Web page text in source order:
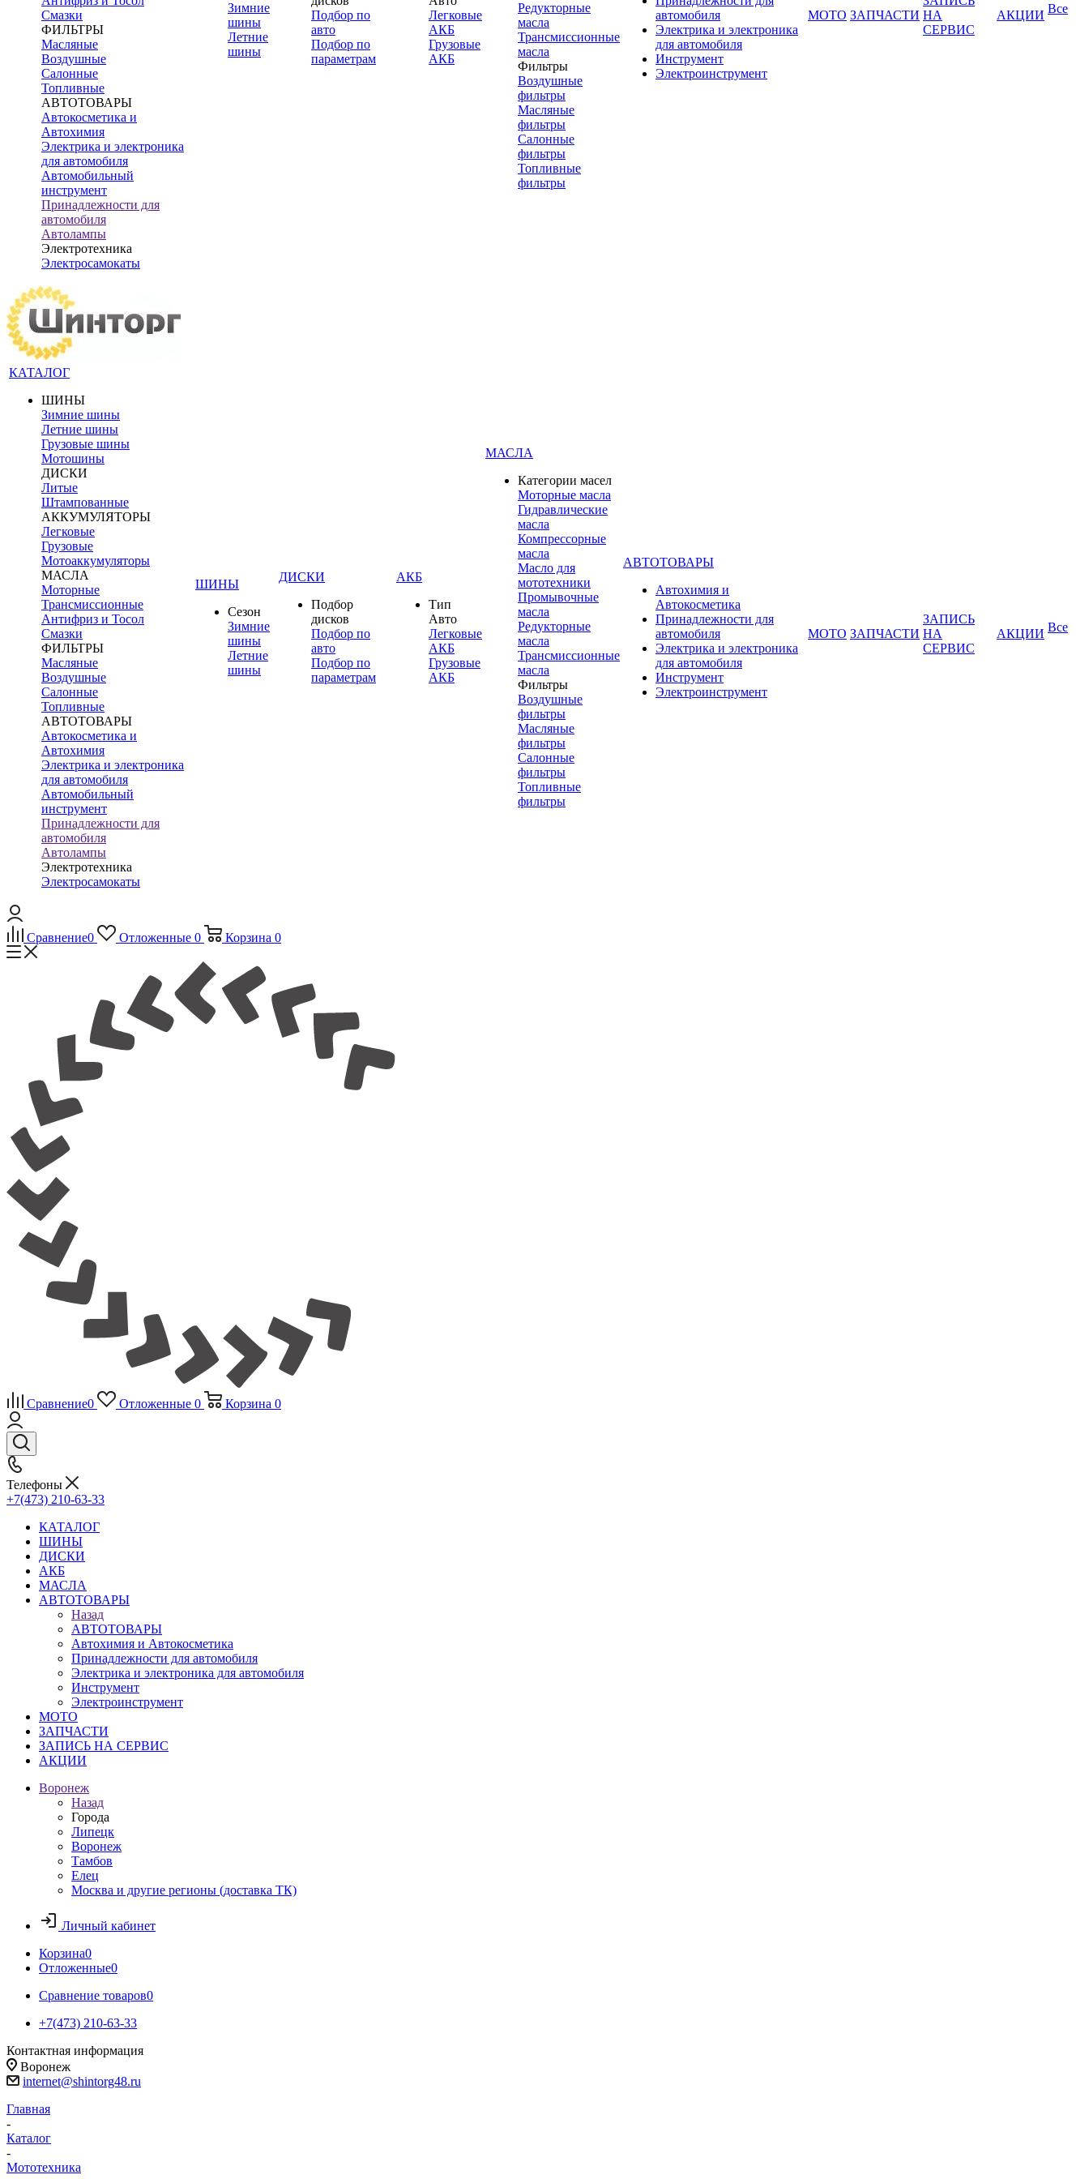
Смазки
ФИЛЬТРЫ
Масляные
Воздушные
Салонные
Топливные
АВТОТОВАРЫ
Автокосметика и
Автохимия
Электрика и электроника
для автомобиля
Автомобильный
инструмент
Принадлежности для
автомобиля
Автолампы
Электротехника
Электросамокаты
Зимние
шины
Летние
шины
Подбор по
авто
Подбор по
параметрам
Легковые
АКБ
Грузовые
АКБ
Редукторные
масла
Трансмиссионные
масла
Фильтры
Воздушные
фильтры
Масляные
фильтры
Салонные
фильтры
Топливные
фильтры
автомобиля
Электрика и электроника
для автомобиля
Инструмент
Электроинструмент
МОТО ЗАПЧАСТИ НА
СЕРВИС
АКЦИИ Все
КАТАЛОГ
ШИНЫ
Зимние шины
Летние шины
Грузовые шины
Мотошины
ДИСКИ
Литые
Штампованные
АККУМУЛЯТОРЫ
Легковые
Грузовые
Мотоаккумуляторы
МАСЛА
Моторные
Трансмиссионные
Антифриз и Тосол
Смазки
ФИЛЬТРЫ
Масляные
Воздушные
Салонные
Топливные
АВТОТОВАРЫ
Автокосметика и
Автохимия
Электрика и электроника
для автомобиля
Автомобильный
инструмент
Принадлежности для
автомобиля
Автолампы
Электротехника
Электросамокаты
ШИНЫ
Сезон
Зимние
шины
Летние
шины
ДИСКИ
Подбор
дисков
Подбор по
авто
Подбор по
параметрам
АКБ
Тип
Авто
Легковые
АКБ
Грузовые
АКБ
МАСЛА
Категории масел
Моторные масла
Гидравлические
масла
Компрессорные
масла
Масло для
мототехники
Промывочные
масла
Редукторные
масла
Трансмиссионные
масла
Фильтры
Воздушные
фильтры
Масляные
фильтры
Салонные
фильтры
Топливные
фильтры
АВТОТОВАРЫ
Автохимия и
Автокосметика
Принадлежности для
автомобиля
Электрика и электроника
для автомобиля
Инструмент
Электроинструмент
МОТО ЗАПЧАСТИ
ЗАПИСЬ
НА
СЕРВИС
АКЦИИ Все
Сравнение0 Отложенные 0 Корзина 0
Сравнение0 Отложенные 0 Корзина 0
Телефоны
+7(473) 210-63-33
КАТАЛОГ
ШИНЫ
ДИСКИ
АКБ
МАСЛА
АВТОТОВАРЫ
Назад
АВТОТОВАРЫ
Автохимия и Автокосметика
Принадлежности для автомобиля
Электрика и электроника для автомобиля
Инструмент
Электроинструмент
МОТО
ЗАПЧАСТИ
ЗАПИСЬ НА СЕРВИС
АКЦИИ
Воронеж
Назад
Города
Липецк
Воронеж
Тамбов
Елец
Москва и другие регионы (доставка ТК)
Личный кабинет
Корзина0
Отложенные0
Сравнение товаров0
+7(473) 210-63-33
Контактная информация
Воронеж
internet@shintorg48.ru
Главная
-
Каталог
-
Мототехника